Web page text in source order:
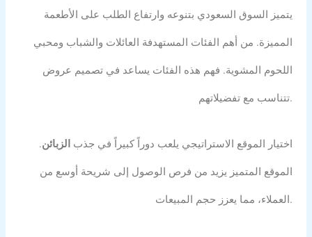
يتميز السوق السعودي بتنوعه وارتفاع الطلب على الأطعمة
المميزة. من أهم الفئات المستهدفة العائلات والشباب ومحبي
اللحوم المشوية. فهم هذه الفئات يساعد في تصميم عروض
تتناسب مع تفضيلاتهم.
اختيار الموقع الاستراتيجي يلعب دوراً كبيراً في جذب الزبائن.
الموقع المتميز يزيد من فرص الوصول إلى شريحة أوسع من
العملاء، مما يعزز حجم المبيعات.